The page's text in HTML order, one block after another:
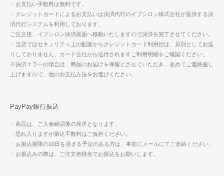
・お支払い手数料は無料です。
・クレジットカードによるお支払いは決済代行のイプシロン株式会社が提供する決
済代行システムを利用しております。
ご注文後、イプシロン決済画面へ移動いたしますので決済を完了させてください。
・当店ではセキュリティ上の配慮からクレジットカード利用控は、原則としてお送
りしておりません。カード会社から送付されますご利用明細をご確認ください。
※決済エラーの場合は、商品のお届けを保留とさせていただき、改めてご連絡差し
上げますので、他のお支払方法をお選びください。
PayPay銀行振込
・商品は、ご入金確認後の発送となります。
・恐れ入りますが振込手数料はご負担ください。
・お振込期限の10日を過ぎる予定のある方は、事前にメールにてご連絡ください。
・お振込みの際は、ご注文者様名でお振込をお願いします。